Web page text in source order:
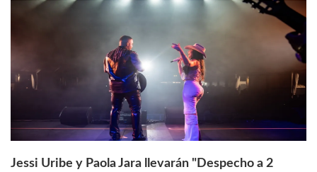
Jessi Uribe y Paola Jara llevarán "Despecho a 2